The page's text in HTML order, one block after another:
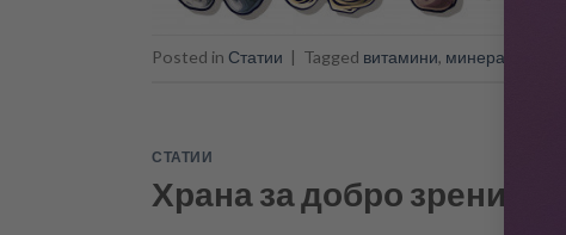
Posted in Статии | Tagged витамини, минерали
СТАТИИ
Храна за добро зрение